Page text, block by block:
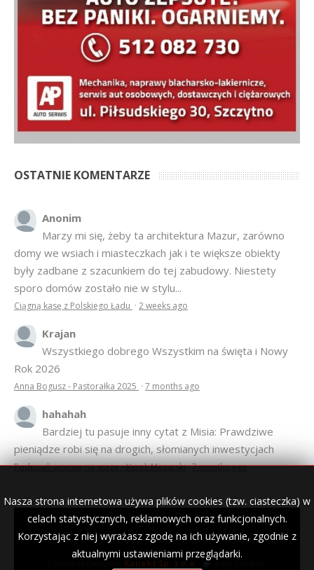
OSTATNIE KOMENTARZE
Anonim
Marzy mi się, żeby ta architektura Mazur, zarówno
domy we wsiach i miasteczkach jak i te większe obiekty
sporo domów zostało nie w stylu...
Krajan
Wszystkiego dobrego Wszystkim na święta i Nowy
Rok 2026
Anna Bogusz - Pastorałka 2025· 7 months ago
Bardziej tu pasuje inny cytat z Misia: Prawdziwe
pieniądze robi się na drogich, słomianych inwestycjach
Podpisali umowę na wieżę - Kurek Mazurski·7 months ago
Nasza strona internetowa używa plików cookies (tzw. ciasteczka) w
celach statystycznych, reklamowych oraz funkcjonalnych.
Korzystając z niej wyrażasz zgodę na ich używanie, zgodnie z
aktualnymi ustawieniami przeglądarki.
© 2007–2018 Kurek Mazurski — archiwalne wydania lokalnej
gazety.
Opieka techniczna:Konekt Sp. z o.o.
- kasy fiskalne,
terminale płatnicze, usługi IT, wizytówki w lokalnych domenach